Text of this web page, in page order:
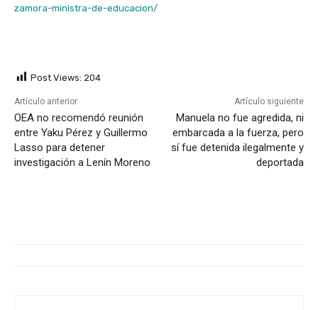
zamora-ministra-de-educacion/
Post Views: 204
Artículo anterior
OEA no recomendó reunión
entre Yaku Pérez y Guillermo
Lasso para detener
investigación a Lenín Moreno
Artículo siguiente
Manuela no fue agredida, ni
embarcada a la fuerza, pero
sí fue detenida ilegalmente y
deportada